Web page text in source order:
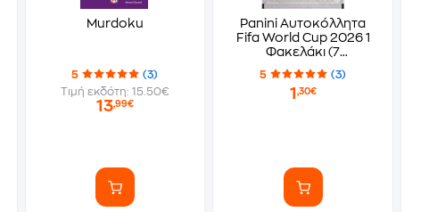
Murdoku
5
(3)
Τιμή εκδότη: 15.50€
13,99€
Panini Αυτοκόλλητα
Fifa World Cup 2026 1
Φακελάκι (7
Αυτοκόλλητα)
5 (3)
1 ,30€